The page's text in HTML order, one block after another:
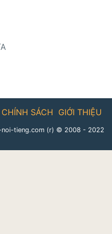
GIỚI THIỆU
CHÍNH SÁCH
noi-tieng.com (r) © 2008 - 2022